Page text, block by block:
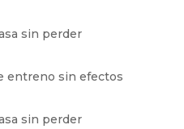
sin perder
entreno sin efectos
sin perder